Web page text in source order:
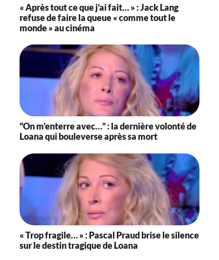
« Après tout ce que j’ai fait… » : Jack Lang
refuse de faire la queue « comme tout le
monde » au cinéma
“On m’enterre avec…” : la dernière volonté de
Loana qui bouleverse après sa mort
« Trop fragile… » : Pascal Praud brise le silence
sur le destin tragique de Loana